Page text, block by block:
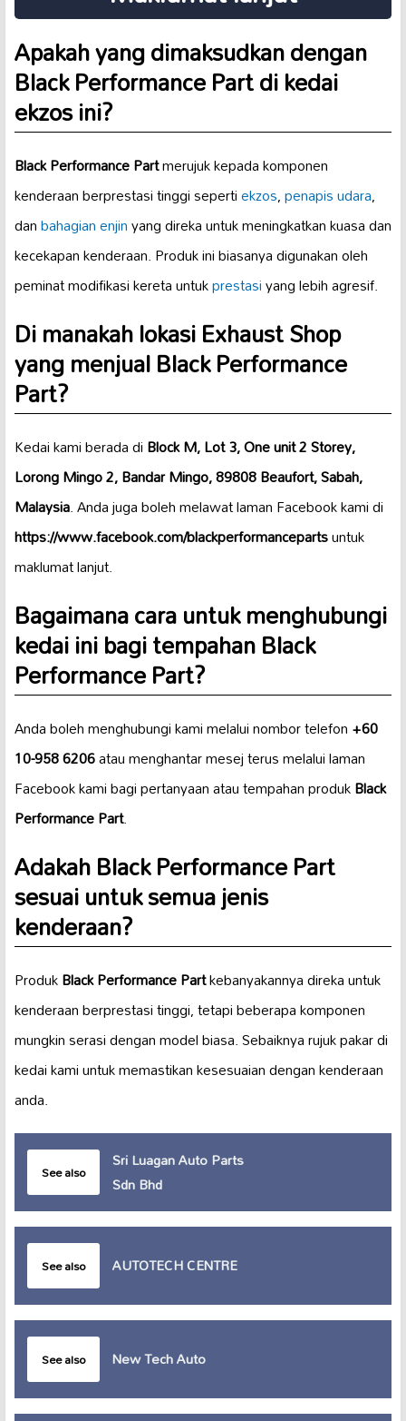
Apakah yang dimaksudkan dengan
Black Performance Partdi kedai
ekzos ini?
Black Performance Partmerujuk kepada komponen
kenderaan berprestasi tinggi sepertiekzos,penapis udara,
danbahagian enjinyang direka untuk meningkatkan kuasa dan
kecekapan kenderaan. Produk ini biasanya digunakan oleh
peminat modifikasi kereta untukprestasiyang lebih agresif.
Di manakah lokasiExhaust Shop
yang menjual Black Performance
Part?
Kedai kami berada diBlock M, Lot 3, One unit 2 Storey,
Lorong Mingo 2, Bandar Mingo, 89808 Beaufort, Sabah,
Malaysia. Anda juga boleh melawat laman Facebook kami di
https://www.facebook.com/blackperformancepartsuntuk
maklumat lanjut.
Bagaimana cara untuk menghubungi
kedai ini bagi tempahanBlack
Performance Part?
Anda boleh menghubungi kami melalui nombor telefon+60
10-958 6206atau menghantar mesej terus melalui laman
Facebook kami bagi pertanyaan atau tempahan produkBlack
Performance Part.
AdakahBlack Performance Part
sesuai untuk semua jenis
kenderaan?
ProdukBlack Performance Partkebanyakannya direka untuk
kenderaan berprestasi tinggi, tetapi beberapa komponen
mungkin serasi dengan model biasa. Sebaiknya rujuk pakar di
kedai kami untuk memastikan kesesuaian dengan kenderaan
anda.
See also
Sri Luagan Auto Parts
Sdn Bhd
See also AUTOTECH CENTRE
See also New Tech Auto